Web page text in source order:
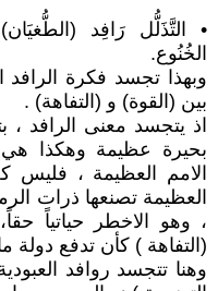
• التَّذَلُّل رَافِد
الخُنُوع.
وبهذا تجسد فكرة الرافد
بين (القوة) و (التفاهة) .
اذ يتجسد معنى الرافد ،
بحيرة عظيمة وهكذا هي
الامم العظيمة ، فليس
العظيمة تصنعها ذرات
، وهو الاخطر حياتياً
(التفاهة ) كأن تدفع دولة
وهنا تتجسد روافد